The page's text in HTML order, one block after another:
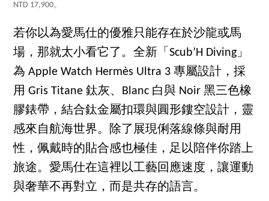
NTD 17,900。
若你以為愛馬仕的優雅只能存在於沙龍或馬
場，那就太小看它了。全新「Scub’H Diving」
為 Apple Watch Hermès Ultra 3 專屬設計，採
用 Gris Titane 鈦灰、Blanc 白與 Noir 黑三色橡
膠錶帶，結合鈦金屬扣環與圓形鏤空設計，靈
感來自航海世界。除了展現俐落線條與耐用
性，佩戴時的貼合感也極佳，足以陪伴你踏上
旅途。愛馬仕在這裡以工藝回應速度，讓運動
與奢華不再對立，而是共存的語言。